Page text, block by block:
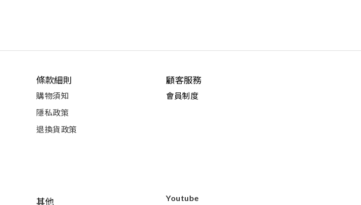
條款細則
購物須知
隱私政策
退換貨政策
顧客服務
會員制度
其他 Youtube